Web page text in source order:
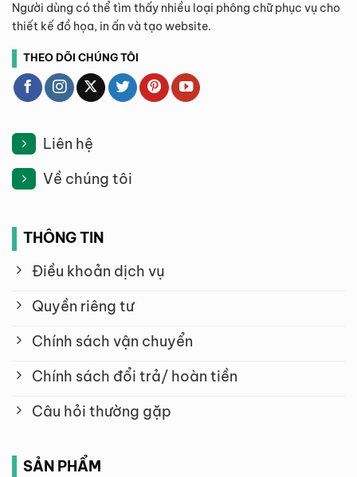
Người dùng có thể tìm thấy nhiều loại phông chữ phục vụ cho
thiết kế đồ họa, in ấn và tạo website.
THEO DÕI CHÚNG TÔI
Liên hệ
Về chúng tôi
THÔNG TIN
Điều khoản dịch vụ
Quyền riêng tư
Chính sách vận chuyển
Chính sách đổi trả/ hoàn tiền
Câu hỏi thường gặp
SẢN PHẨM